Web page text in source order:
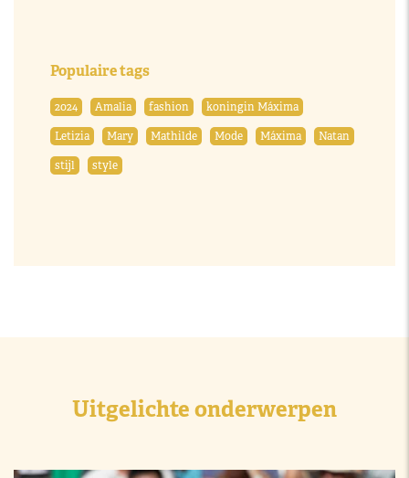
Populaire tags
2024 Amalia fashion
koningin Máxima
Letizia
Mary Mathilde Mode Máxima
Natan
stijl
style
Uitgelichte onderwerpen